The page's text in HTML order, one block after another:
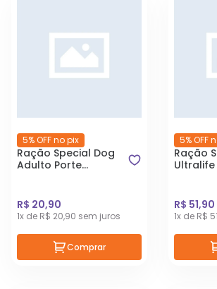
5% OFF no pix
Ração Special Dog
Adulto Porte
R$ 20,90
1x de R$ 20,90 sem juros
Comprar
5% OFF
Ração
Frango
R$ 51,90
1x de R$